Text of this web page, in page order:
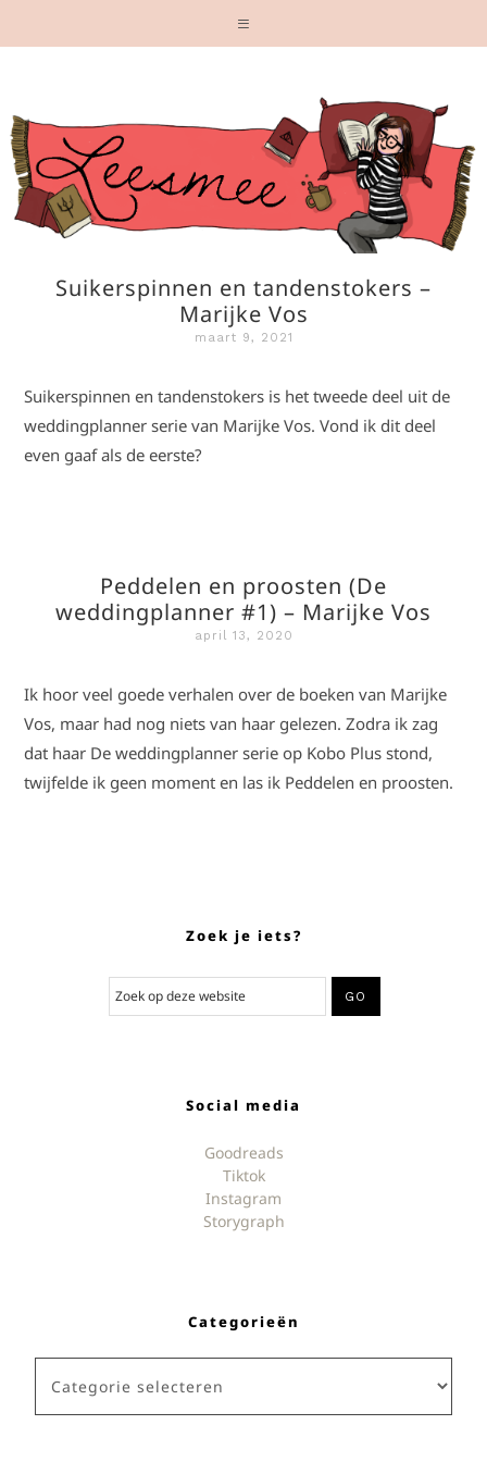
Suikerspinnen en tandenstokers –
Marijke Vos
maart 9, 2021
Suikerspinnen en tandenstokers is het tweede deel uit de
weddingplanner serie van Marijke Vos. Vond ik dit deel
even gaaf als de eerste?
Peddelen en proosten (De
weddingplanner #1) – Marijke Vos
april 13, 2020
Ik hoor veel goede verhalen over de boeken van Marijke
Vos, maar had nog niets van haar gelezen. Zodra ik zag
dat haar De weddingplanner serie op Kobo Plus stond,
twijfelde ik geen moment en las ik Peddelen en proosten.
Zoek je iets?
Social media
Goodreads
Tiktok
Instagram
Storygraph
Categorieën